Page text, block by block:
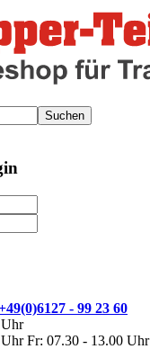
Suchen
- 99 23 60
Fr: 07.30 - 13.00 Uhr